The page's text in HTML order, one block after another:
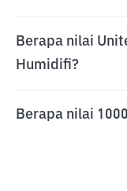
Berapa nilai
Humidifi?
Berapa nilai